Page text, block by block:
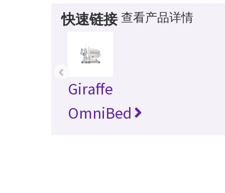
快速链接 查看产品详情
Giraffe
OmniBed
‹